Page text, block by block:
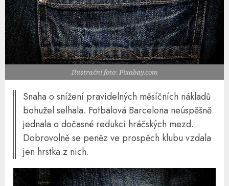
Ilustrační foto: Pixabay.com
Snaha o snížení pravidelných měsíčních nákladů
bohužel selhala. Fotbalová Barcelona neúspěšně
jednala o dočasné redukci hráčských mezd.
Dobrovolně se peněz ve prospěch klubu vzdala
jen hrstka z nich.